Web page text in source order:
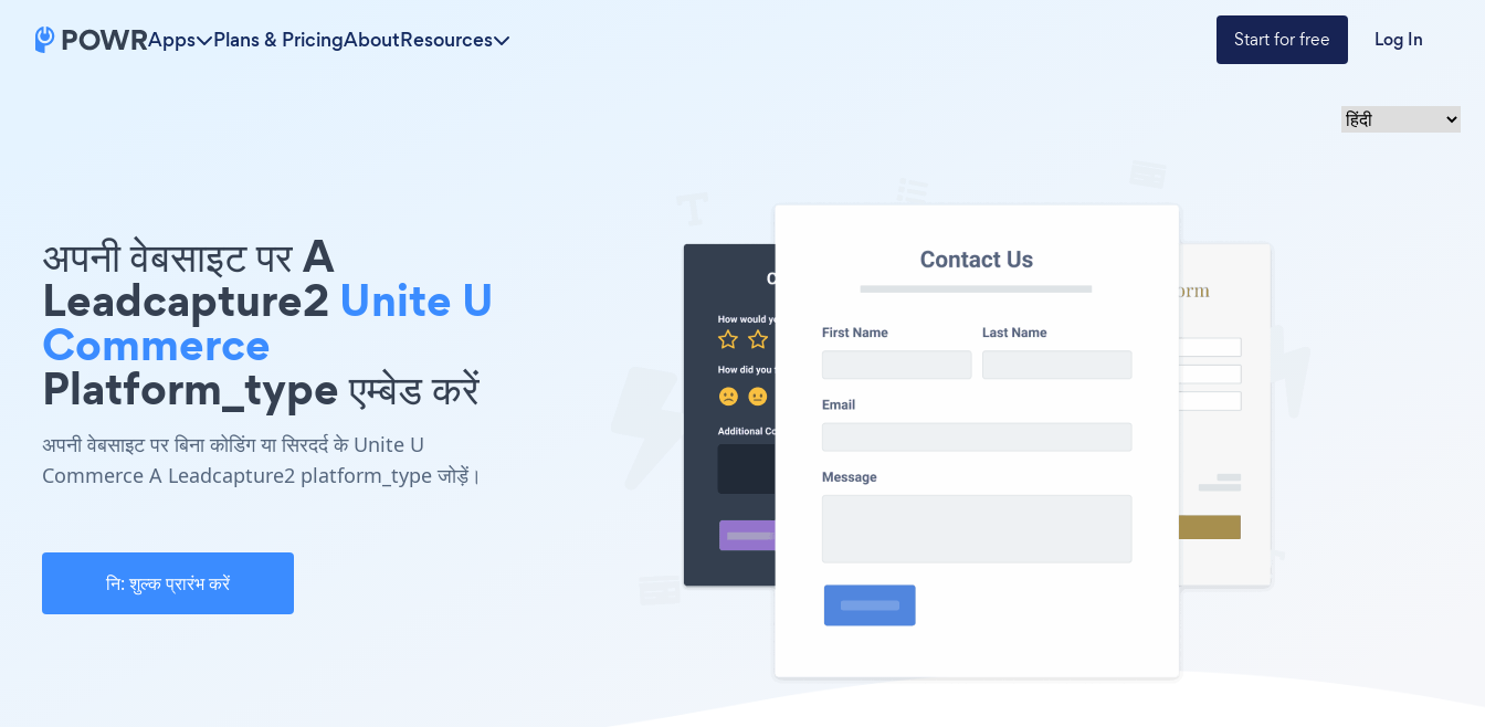
Apps Plans & PricingAboutResources Start for free Log In
अपनी वेबसाइट पर A
Leadcapture2 Unite U
Commerce
Platform_type एम्बेड करें
अपनी वेबसाइट पर बिना कोडिंग या सिरदर्द के Unite U
Commerce A Leadcapture2 platform_type जोड़ें।
नि: शुल्क प्रारंभ करें